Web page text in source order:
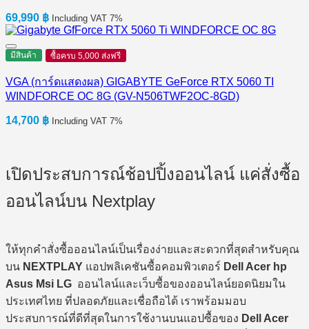
69,990 ฿ Including VAT 7%
มีสินค้า ซื้อครบ 5,000 ส่งฟรี
VGA (การ์ดแสดงผล) GIGABYTE GeForce RTX 5060 TI
WINDFORCE OC 8G (GV-N506TWF2OC-8GD)
14,700 ฿ Including VAT 7%
เปิดประสบการณ์ช้อปปิ้งออนไลน์ แค่สั่งซื้อ
ออนไลน์บน Nextplay
ให้ทุกคำสั่งซื้อออนไลน์เป็นเรื่องง่ายและสะดวกที่สุดสำหรับคุณ
บน NEXTPLAY แอปพลิเคชันซื้อคอมพิวเตอร์ Dell Acer hp
Asus Msi LG ออนไลน์และเว็บซื้อของออนไลน์ยอดนิยมใน
ประเทศไทย ที่ปลอดภัยและเชื่อถือได้ เราพร้อมมอบ
ประสบการณ์ที่ดีที่สุดในการใช้งานบนแอปซื้อของ Dell Acer